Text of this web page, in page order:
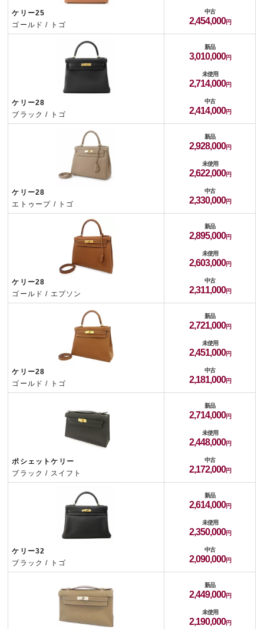
ケリー25
ゴールド / トゴ
中古
2,454,000
ケリー28
ブラック / トゴ
新品
3,010,000
未使用
2,714,000
中古
2,414,000
ケリー28
エトゥープ / トゴ
新品
2,928,000
未使用
2,622,000
中古
2,330,000
ケリー28
ゴールド / エプソン
新品
2,895,000
未使用
2,603,000
中古
2,311,000
ケリー28
ゴールド / トゴ
新品
2,721,000
未使用
2,451,000
中古
2,181,000
ポシェットケリー
ブラック / スイフト
新品
2,714,000
未使用
2,448,000
中古
2,172,000
ケリー32
ブラック / トゴ
新品
2,614,000
未使用
2,350,000
中古
2,090,000
新品
2,449,000
未使用
2,190,000